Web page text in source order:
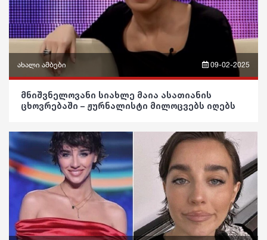
მედიცინა
კულინარია
ასტროლოგია
ახალი ამბები
ვიდეო
პოლიტიკა
საზოგადოება
განათლება
ჯანდაცვა
კულტურა
09-02-2025
მნიშვნელოვანი სიახლე მაია ასათიანის
ცხოვრებაში – ჟურნალისტი მილოცვებს იღებს